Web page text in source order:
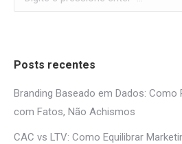
Posts recentes
Branding Baseado em Dados: Como
com Fatos, Não Achismos
CAC vs LTV: Como Equilibrar